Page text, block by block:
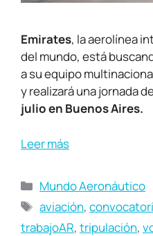
Emirates, la aerolínea
del mundo, está
a su equipo
y realizaráunajornada
julio en Buenos Aires.
Leer más
Mundo Aeronáutico
aviación,
trabajoAR, tripulación,